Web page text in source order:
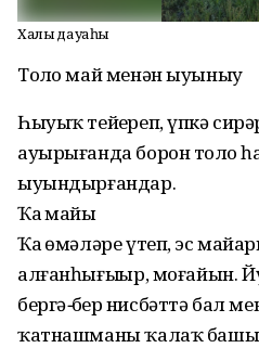
Халыҡ дауаһы
Тоҙло май менән ыуыныу
Һыуыҡ тейҙереп, үпкә
ауырығанда борон тоҙло
ыуындырғандар.
Ҡаҙ майы
Ҡаҙ өмәләре үтеп, эс
алғанһығыҙҙыр, моғайын.
бергә-бер нисбәттә бал
ҡатнашманы ҡалаҡ